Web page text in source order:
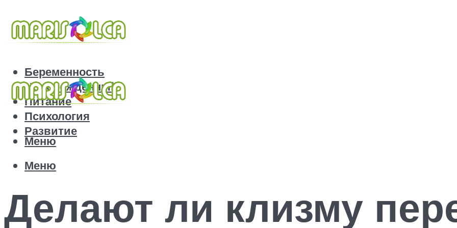
Беременность
Новорожденный
Питание
Психология
Развитие
Меню
Меню
Делают ли клизму